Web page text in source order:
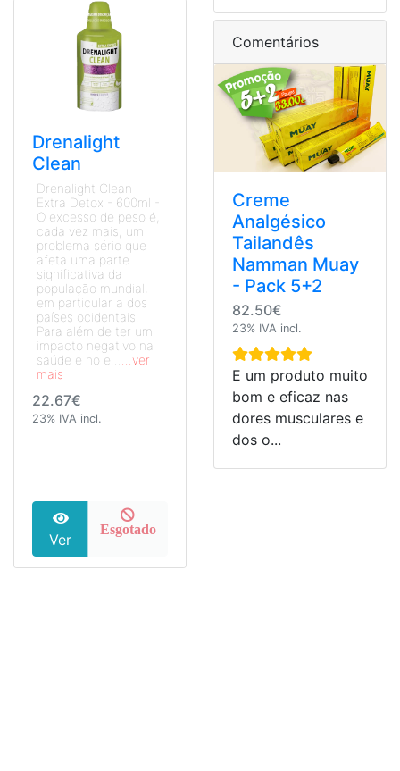
Drenalight
Clean
Drenalight Clean
Extra Detox - 600ml -
O excesso de peso é,
cada vez mais, um
problema sério que
afeta uma parte
significativa da
população mundial,
em particular a dos
países ocidentais.
Para além de ter um
impacto negativo na
saúde e no e...
...ver
mais
22.67€
23% IVA incl.
Ver
Esgotado
Comentários
Creme
Analgésico
Tailandês
Namman Muay
- Pack 5+2
82.50€
23% IVA incl.
E um produto muito
bom e eficaz nas
dores musculares e
dos o...